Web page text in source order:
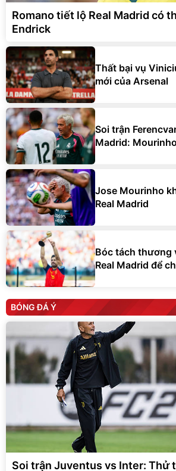
Romano tiết lộ Real Madrid có
Endrick
Thất bại vụ
mới của Arsenal
Soi trận
Madrid:
Jose Mourinho
Real Madrid
Bóc tách thương
Real Madrid để
BÓNG ĐÁ Ý
Soi trận Juventus vs Inter: Thử